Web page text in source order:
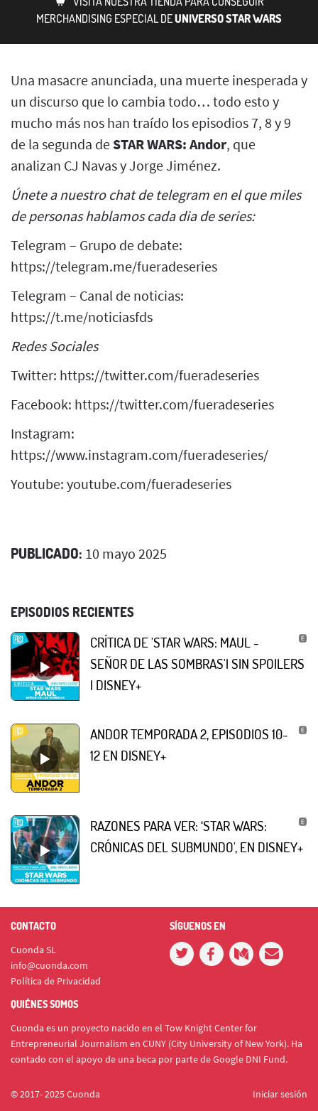
MERCHANDISING ESPECIAL DEUNIVERSO STAR WARS
Una masacre anunciada, una muerte inesperada y
un discurso que lo cambia todo… todo esto y
mucho más nos han traído los episodios 7, 8 y 9
de la segunda de STAR WARS: Andor, que
analizan CJ Navas y Jorge Jiménez.
Únete a nuestro chat de telegram en el que miles
de personas hablamos cada dia de series:
Telegram – Grupo de debate:
https://telegram.me/fueradeseries
Telegram – Canal de noticias:
https://t.me/noticiasfds
Redes Sociales
Twitter: https://twitter.com/fueradeseries
Facebook: https://twitter.com/fueradeseries
Instagram:
https://www.instagram.com/fueradeseries/
Youtube: youtube.com/fueradeseries
PUBLICADO: 10 mayo 2025
EPISODIOS RECIENTES
CRÍTICA DE 'STAR WARS: MAUL -
SEÑOR DE LAS SOMBRAS'| SIN SPOILERS
| DISNEY+
ANDOR TEMPORADA 2, EPISODIOS 10-
12 EN DISNEY+
RAZONES PARA VER: ‘STAR WARS:
CRÓNICAS DEL SUBMUNDO', EN DISNEY+
CONTACTO
Cuonda SL
info@cuonda.com
Política de Privacidad
SÍGUENOS EN
QUIÉNES SOMOS
Cuonda es un proyecto nacido en el Tow Knight Center for
Entrepreneurial Journalism en CUNY (City University of New York). Ha
contado con el apoyo de una beca por parte de Google DNI Fund.
© 2017- 2025 Cuonda Iniciar sesión